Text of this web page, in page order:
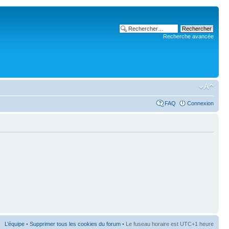
Recherche avancée
FAQ Connexion
L’équipe • Supprimer tous les cookies du forum • Le fuseau horaire est UTC+1 heure